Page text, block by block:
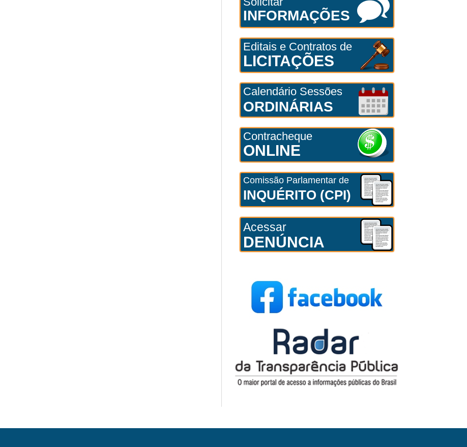
INFORMAÇÕES
Editais e Contratos de
LICITAÇÕES
Calendário Sessões
ORDINÁRIAS
Contracheque
ONLINE
Comissão Parlamentar de
INQUÉRITO (CPI)
Acessar
DENÚNCIA